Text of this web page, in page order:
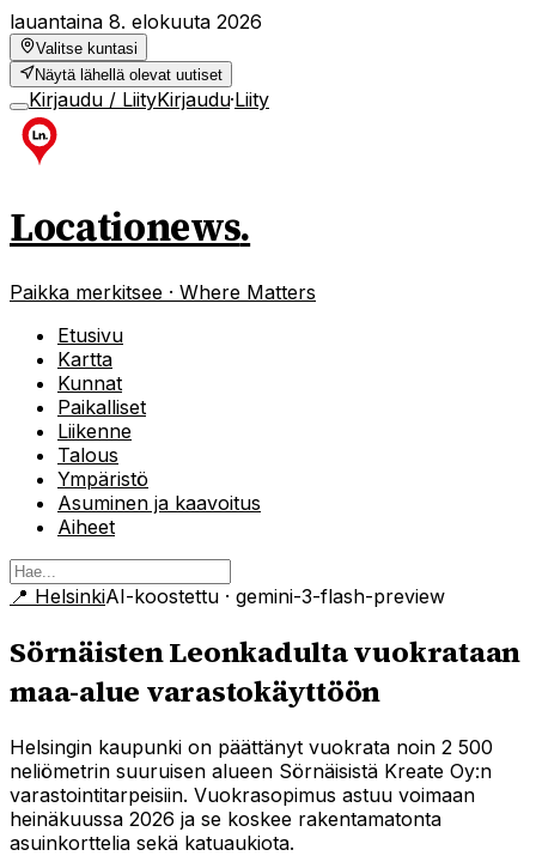
lauantaina 8. elokuuta 2026
Valitse kuntasi
Näytä lähellä olevat uutiset
Kirjaudu / LiityKirjaudu·Liity
Locationews.
Paikka merkitsee · Where Matters
Etusivu
Kartta
Kunnat
Paikalliset
Liikenne
Talous
Ympäristö
Asuminen ja kaavoitus
Aiheet
📍 HelsinkiAI-koostettu · gemini-3-flash-preview
Sörnäisten Leonkadulta vuokrataan
maa-alue varastokäyttöön
Helsingin kaupunki on päättänyt vuokrata noin 2 500
neliömetrin suuruisen alueen Sörnäisistä Kreate Oy:n
varastointitarpeisiin. Vuokrasopimus astuu voimaan
heinäkuussa 2026 ja se koskee rakentamatonta
asuinkorttelia sekä katuaukiota.